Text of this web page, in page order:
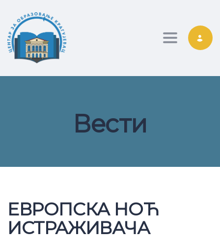
Toggle
Вести
ЕВРОПСКА НОЋ
ИСТРАЖИВАЧА